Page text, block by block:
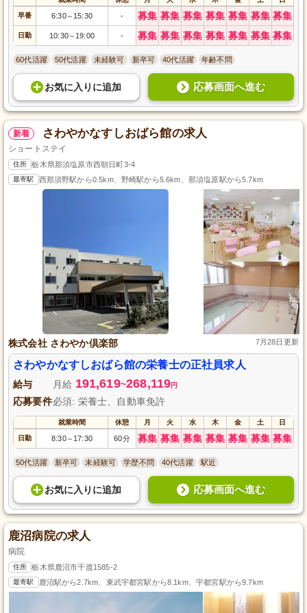
早番 6:30～ 15:30 - 募集 募集 募集 募集 募集 募集 募集
日勤 10:30～ 19:00 - 募集 募集 募集 募集 募集 募集 募集
60代活躍 50代活躍 未経験可 新卒可 40代活躍 年齢不問
お気に入り に追加 応募画面へ進む
新着 さわやかなすしおばら館の求人
ショートステイ
住所 栃木県那須塩原市西朝日町3-4
最寄駅 西那須野駅から0.5km、野崎駅から5.6km、那須塩原駅から5.7km
株式会社 さわやか倶楽部 7月28日更新
さわやかなすしおばら館の栄養士の正社員求人
給与 月給 191,619~268,119円
応募要件必須: 栄養士、自動車免許
就業時間 休憩 月 火 水 木 金 土 日
日勤 8:30～ 17:30 60分 募集 募集 募集 募集 募集 募集 募集
50代活躍 新卒可 未経験可 学歴不問 40代活躍 駅近
お気に入り に追加 応募画面へ進む
鹿沼病院の求人
病院
住所 栃木県鹿沼市千渡1585-2
最寄駅 鹿沼駅から2.7km、東武宇都宮駅から8.1km、宇都宮駅から9.7km